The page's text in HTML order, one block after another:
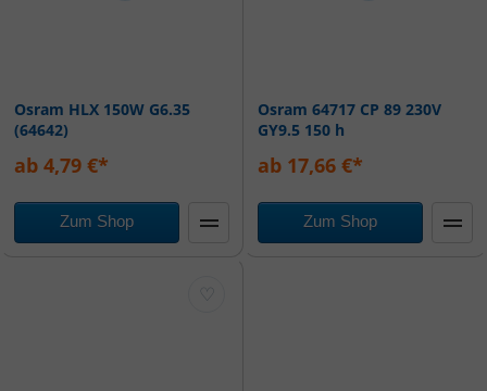
Osram HLX 150W G6.35
(64642)
ab 4,79 €*
Zum Shop
Osram 64717 CP 89 230V
GY9.5 150 h
ab 17,66 €*
Zum Shop
♡